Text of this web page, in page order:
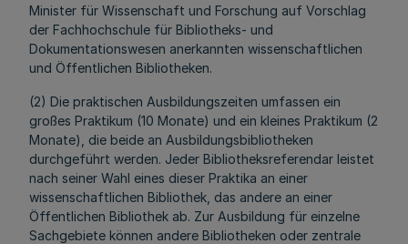
Minister für Wissenschaft und Forschung auf Vorschlag
der Fachhochschule für Bibliotheks- und
Dokumentationswesen anerkannten wissenschaftlichen
und Öffentlichen Bibliotheken.
(2) Die praktischen Ausbildungszeiten umfassen ein
großes Praktikum (10 Monate) und ein kleines Praktikum (2
Monate), die beide an Ausbildungsbibliotheken
durchgeführt werden. Jeder Bibliotheksreferendar leistet
nach seiner Wahl eines dieser Praktika an einer
wissenschaftlichen Bibliothek, das andere an einer
Öffentlichen Bibliothek ab. Zur Ausbildung für einzelne
Sachgebiete können andere Bibliotheken oder zentrale